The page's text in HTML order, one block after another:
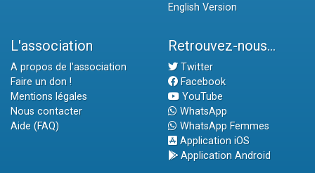
English Version
L'association
A propos de l'association
Faire un don !
Mentions légales
Nous contacter
Aide (FAQ)
Retrouvez-nous...
Twitter
Facebook
YouTube
WhatsApp
WhatsApp Femmes
Application iOS
Application Android